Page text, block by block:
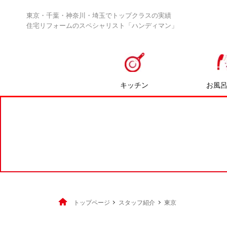
東京・千葉・神奈川・埼玉でトップクラスの実績
住宅リフォームのスペシャリスト「ハンディマン」
キッチン お風
トップページ スタッフ紹介 東京